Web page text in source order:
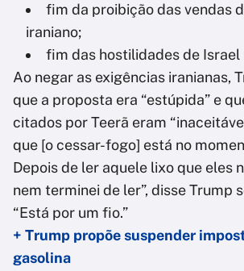
fim da proibição das vendas
iraniano;
fim das hostilidades de Israel
Ao negar as exigências iranianas,
que a proposta era “estúpida” e
citados por Teerã eram
que [o cessar-fogo] está no
Depois de ler aquele lixo que eles
nem terminei de ler”, disse Trump
“Está por um fio.”
+ Trump propõe suspender
gasolina